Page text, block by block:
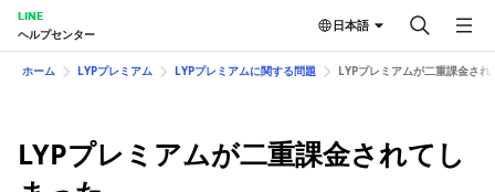
LINE
ヘルプセンター
日本語
ホーム LYPプレミアム LYPプレミアムに関する問題 LYPプレミアムが二重課金され
LYPプレミアムが二重課金されてし